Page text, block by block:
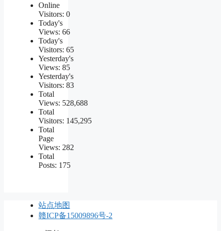
Online
Visitors: 0
Today's
Views: 66
Today's
Visitors: 65
Yesterday's
Views: 85
Yesterday's
Visitors: 83
Total
Views: 528,688
Total
Visitors: 145,295
Total
Page
Views: 282
Total
Posts: 175
站点地图
赣ICP备15009896号-2